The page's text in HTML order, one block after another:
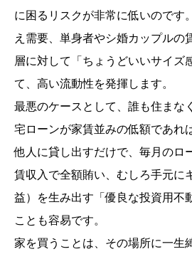
に困るリスクが非常に低いのです
え需要、単身者やシ婚カップルの
層に対して「ちょうどいいサイズ
て、高い流動性を発揮します。
最悪のケースとして、誰も住まな
宅ローンが家賃並みの低額であれ
他人に貸し出すだけで、毎月のロ
賃収入で全額賄い、むしろ手元に
益）を生み出す「優良な投資用不
ことも容易です。
家を買うことは、その場所に一生